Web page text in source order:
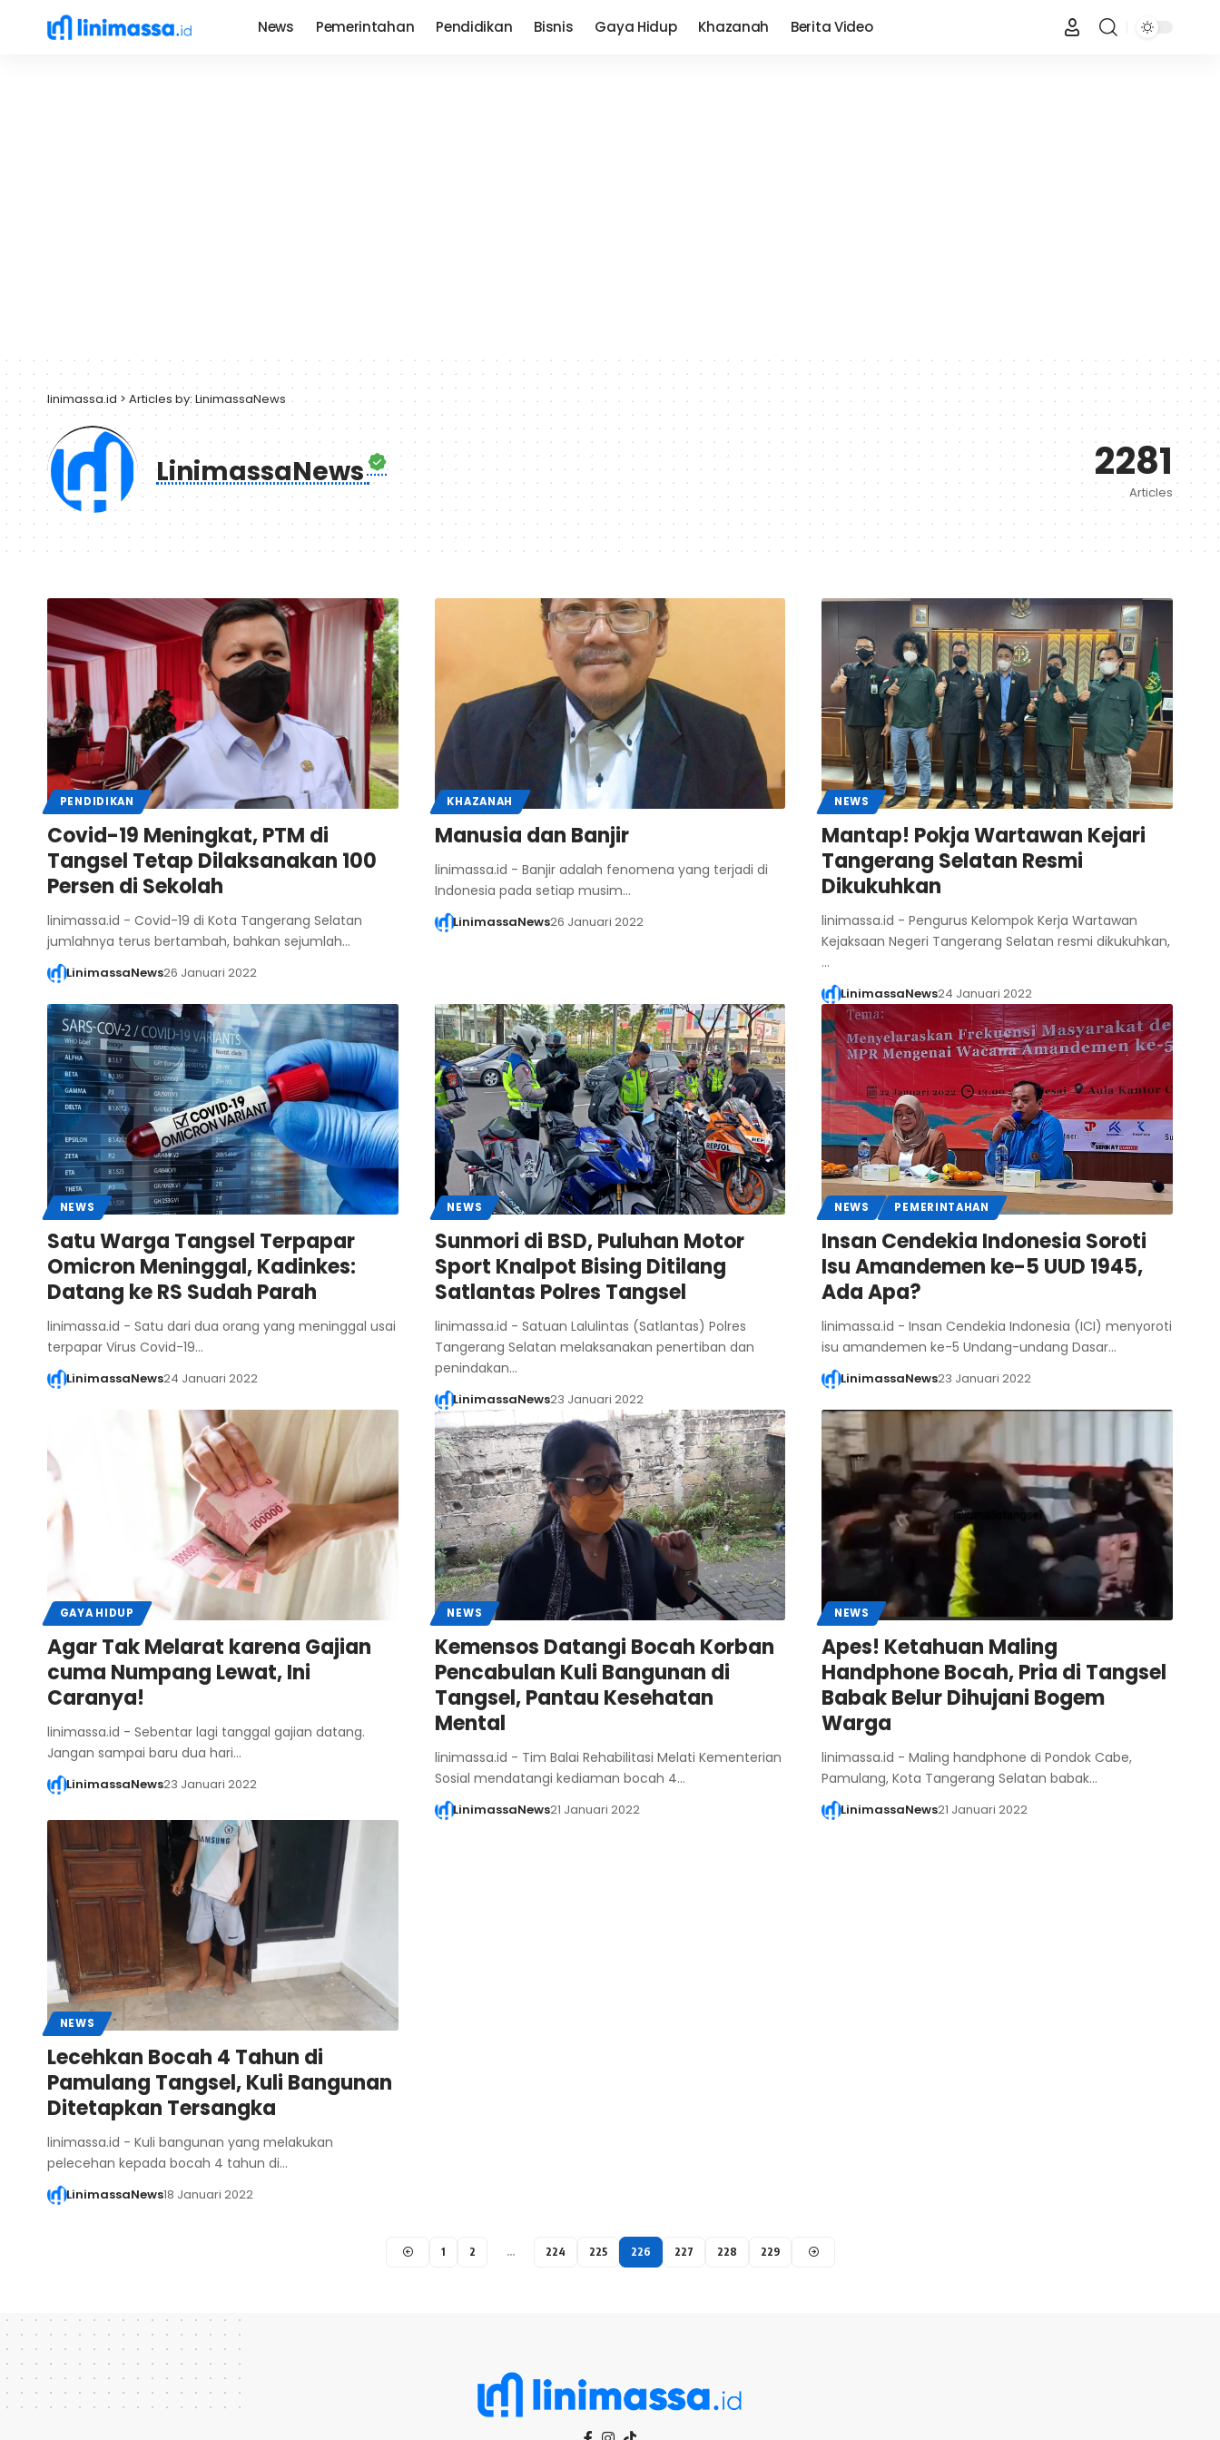
News Pemerintahan Pendidikan Bisnis Gaya Hidup Khazanah Berita Video
linimassa.id >Articles by: LinimassaNews
LinimassaNews 2281
Articles
PENDIDIKAN
Covid-19 Meningkat, PTM di
Tangsel Tetap Dilaksanakan 100
Persen di Sekolah
linimassa.id - Covid-19 di Kota Tangerang Selatan
jumlahnya terus bertambah, bahkan sejumlah…
LinimassaNews26 Januari 2022
KHAZANAH
Manusia dan Banjir
linimassa.id - Banjir adalah fenomena yang terjadi di
Indonesia pada setiap musim…
LinimassaNews26 Januari 2022
NEWS
Mantap! Pokja Wartawan Kejari
Tangerang Selatan Resmi
Dikukuhkan
linimassa.id - Pengurus Kelompok Kerja Wartawan
Kejaksaan Negeri Tangerang Selatan resmi dikukuhkan,
…
LinimassaNews24 Januari 2022
NEWS
Satu Warga Tangsel Terpapar
Omicron Meninggal, Kadinkes:
Datang ke RS Sudah Parah
linimassa.id - Satu dari dua orang yang meninggal usai
terpapar Virus Covid-19…
LinimassaNews24 Januari 2022
NEWS
Sunmori di BSD, Puluhan Motor
Sport Knalpot Bising Ditilang
Satlantas Polres Tangsel
linimassa.id - Satuan Lalulintas (Satlantas) Polres
Tangerang Selatan melaksanakan penertiban dan
penindakan…
LinimassaNews23 Januari 2022
NEWS PEMERINTAHAN
Insan Cendekia Indonesia Soroti
Isu Amandemen ke-5 UUD 1945,
Ada Apa?
linimassa.id - Insan Cendekia Indonesia (ICI) menyoroti
isu amandemen ke-5 Undang-undang Dasar…
LinimassaNews23 Januari 2022
GAYA HIDUP
Agar Tak Melarat karena Gajian
cuma Numpang Lewat, Ini
Caranya!
linimassa.id - Sebentar lagi tanggal gajian datang.
Jangan sampai baru dua hari…
LinimassaNews23 Januari 2022
NEWS
Kemensos Datangi Bocah Korban
Pencabulan Kuli Bangunan di
Tangsel, Pantau Kesehatan
Mental
linimassa.id - Tim Balai Rehabilitasi Melati Kementerian
Sosial mendatangi kediaman bocah 4…
LinimassaNews21 Januari 2022
NEWS
Apes! Ketahuan Maling
Handphone Bocah, Pria di Tangsel
Babak Belur Dihujani Bogem
Warga
linimassa.id - Maling handphone di Pondok Cabe,
Pamulang, Kota Tangerang Selatan babak…
LinimassaNews21 Januari 2022
NEWS
Lecehkan Bocah 4 Tahun di
Pamulang Tangsel, Kuli Bangunan
Ditetapkan Tersangka
linimassa.id - Kuli bangunan yang melakukan
pelecehan kepada bocah 4 tahun di…
LinimassaNews18 Januari 2022
1 2 … 224 225 226 227 228 229